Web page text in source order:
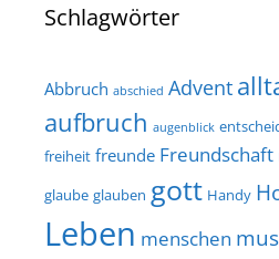
Schlagwörter
Abbruch abschied Advent
aufbruch augenblick
freiheit freunde Freundschaft
glaube glauben gott Handy
Leben menschen